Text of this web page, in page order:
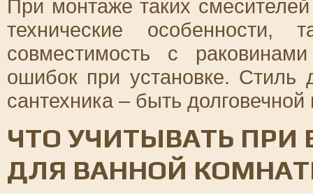
При монтаже таких
технические
совместимость с
ошибок при установке. Стиль
сантехника – быть
ЧТО УЧИТЫВАТЬ ПРИ
ДЛЯ ВАННОЙ